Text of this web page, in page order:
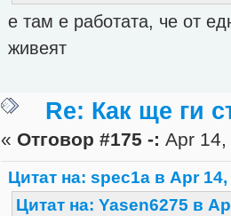
е там е работата, че от
живеят
Re: Как ще ги
« Отговор #175 -: Apr
Цитат на: spec1a в Apr
Цитат на: Yasen6275 в